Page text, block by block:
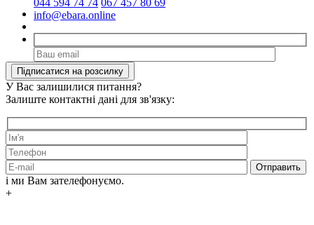
044 594 74 74 067 457 80 69
info@ebara.online
У Вас залишилися питання?
Залиште контактні дані для зв'язку:
і ми Вам зателефонуємо.
+